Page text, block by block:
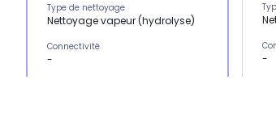
Type de nettoyage
Nettoyage vapeur (hydrolyse)
Connectivité
- -